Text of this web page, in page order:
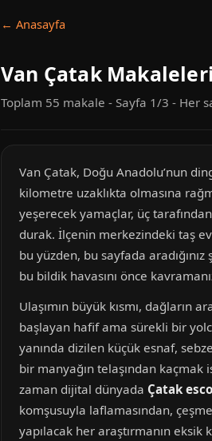
← Anasayfa
Van Çatak Makaleleri
Toplam 55 makale - Sayfa 1/3 - Her
Van Çatak, Doğu Anadolu’nun
kilometre uzaklıkta olmasına
yeşerecek yamaçlar, üç
durak. İlçenin merkezindeki taş
bu yüzden, bu sayfada
bu bildik havasını önce
Ulaşımın büyük kısmı, dağların
başlayan hafif ama sürekli bir yolcu
yanında dizilen küçük esnaf,
bir manyağın telaşından
zaman dijital dünyada Çatak
komşusuyla laflamasından,
yapılacak her araştırmanın eksik